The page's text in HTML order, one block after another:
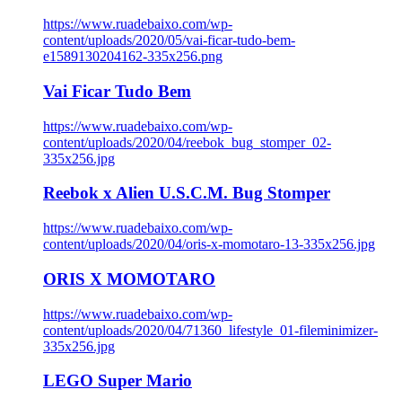
https://www.ruadebaixo.com/wp-
content/uploads/2020/05/vai-ficar-tudo-bem-
e1589130204162-335x256.png
Vai Ficar Tudo Bem
https://www.ruadebaixo.com/wp-
content/uploads/2020/04/reebok_bug_stomper_02-
335x256.jpg
Reebok x Alien U.S.C.M. Bug Stomper
https://www.ruadebaixo.com/wp-
content/uploads/2020/04/oris-x-momotaro-13-335x256.jpg
ORIS X MOMOTARO
https://www.ruadebaixo.com/wp-
content/uploads/2020/04/71360_lifestyle_01-fileminimizer-
335x256.jpg
LEGO Super Mario